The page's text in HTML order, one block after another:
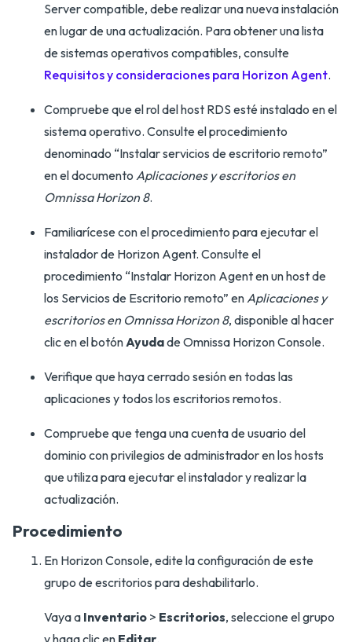
Server compatible, debe realizar una nueva instalación
en lugar de una actualización. Para obtener una lista
de sistemas operativos compatibles, consulte
Requisitos y consideraciones para Horizon Agent.
Compruebe que el rol del host RDS esté instalado en el
sistema operativo. Consulte el procedimiento
denominado “Instalar servicios de escritorio remoto”
en el documento Aplicaciones y escritorios en
Omnissa Horizon 8.
Familiarícese con el procedimiento para ejecutar el
instalador de Horizon Agent. Consulte el
procedimiento “Instalar Horizon Agent en un host de
los Servicios de Escritorio remoto” enAplicaciones y
escritorios en Omnissa Horizon 8, disponible al hacer
clic en el botónAyudade Omnissa Horizon Console.
Verifique que haya cerrado sesión en todas las
aplicaciones y todos los escritorios remotos.
Compruebe que tenga una cuenta de usuario del
dominio con privilegios de administrador en los hosts
que utiliza para ejecutar el instalador y realizar la
actualización.
Procedimiento
En Horizon Console, edite la configuración de este
grupo de escritorios para deshabilitarlo.
Vaya a Inventario > Escritorios, seleccione el grupo
y haga clic en Editar